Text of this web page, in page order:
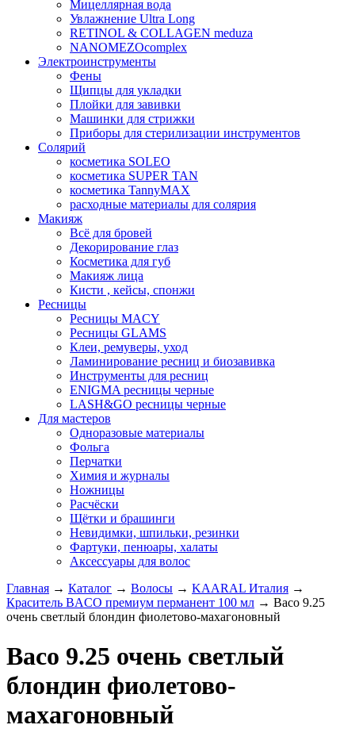
Мицеллярная вода
Увлажнение Ultra Long
RETINOL & COLLAGEN meduza
NANOMEZOcomplex
Электроинструменты
Фены
Щипцы для укладки
Плойки для завивки
Машинки для стрижки
Приборы для стерилизации инструментов
Солярий
косметика SOLEO
косметика SUPER TAN
косметика TannyMAX
расходные материалы для солярия
Макияж
Всё для бровей
Декорирование глаз
Косметика для губ
Макияж лица
Кисти , кейсы, спонжи
Ресницы
Ресницы MACY
Ресницы GLAMS
Клеи, ремуверы, уход
Ламинирование ресниц и биозавивка
Инструменты для ресниц
ENIGMA ресницы черные
LASH&GO ресницы черные
Для мастеров
Одноразовые материалы
Фольга
Перчатки
Химия и журналы
Ножницы
Расчёски
Щётки и брашинги
Невидимки, шпильки, резинки
Фартуки, пенюары, халаты
Аксессуары для волос
Главная → Каталог → Волосы → KAARAL Италия →
Краситель BACO премиум перманент 100 мл → Baco 9.25
очень светлый блондин фиолетово-махагоновный
Baco 9.25 очень светлый
блондин фиолетово-
махагоновный